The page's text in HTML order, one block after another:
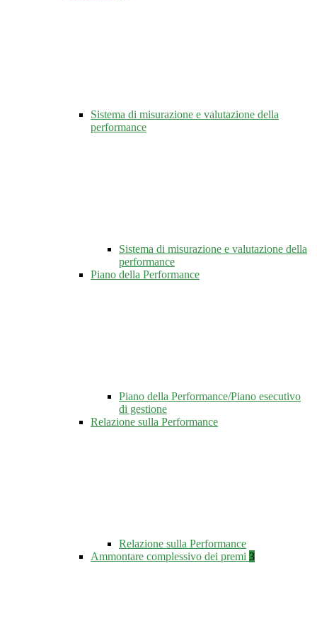
Sistema di misurazione e valutazione della
performance
Sistema di misurazione e valutazione della
performance
Piano della Performance
Piano della Performance/Piano esecutivo
di gestione
Relazione sulla Performance
Relazione sulla Performance
Ammontare complessivo dei premi 3